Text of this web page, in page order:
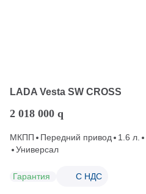
LADA Vesta SW CROSS
2 018 000 q
МКПП Передний привод 1.6 л.
Универсал
Гарантия С НДС